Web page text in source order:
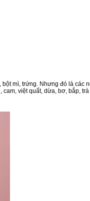
mì, trứng. Nhưng đó là các
việt quất, dừa, bơ, bắp,